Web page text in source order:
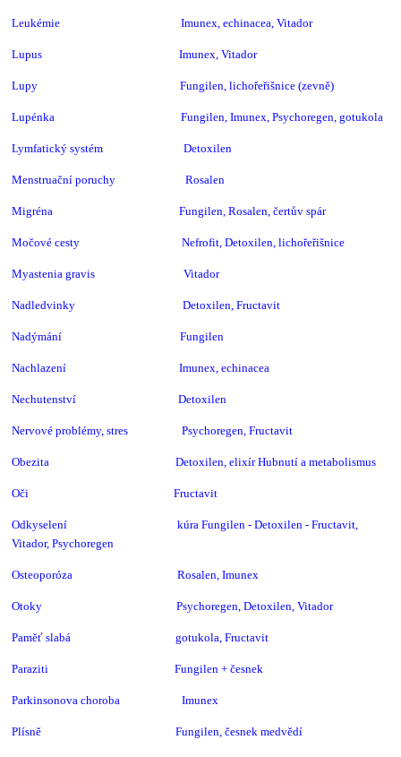
Leukémie Imunex, echinacea, Vitador
Lupus Imunex, Vitador
Lupy Fungilen,lichořeřišnice (zevně)
Lupénka Fungilen, Imunex, Psychoregen, gotukola
Lymfatický systém Detoxilen
Menstruační poruchy Rosalen
Migréna Fungilen,Rosalen, čertův spár
Močové cesty Nefrofit, Detoxilen, lichořeřišnice
Myastenia gravis Vitador
Nadledvinky Detoxilen, Fructavit
Nadýmání Fungilen
Nachlazení Imunex, echinacea
Nechutenství Detoxilen
Nervové problémy, stres Psychoregen, Fructavit
Obezita Detoxilen, elixírHubnutí a metabolismus
Oči Fructavit
Odkyselení kúra Fungilen - Detoxilen - Fructavit,
Vitador, Psychoregen
Osteoporóza Rosalen, Imunex
Otoky Psychoregen, Detoxilen, Vitador
Paměť slabá gotukola, Fructavit
Paraziti Fungilen + česnek
Parkinsonova choroba Imunex
Plísně Fungilen, česnek medvědí